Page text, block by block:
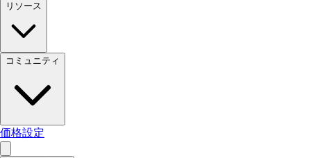
リソース
コミュニティ
価格設定